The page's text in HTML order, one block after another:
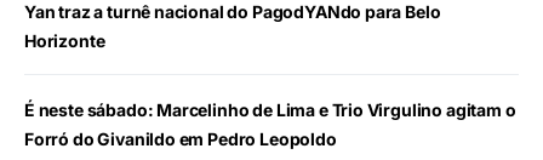
Yan traz a turnê nacional do PagodYANdo para Belo
Horizonte
É neste sábado: Marcelinho de Lima e Trio Virgulino agitam o
Forró do Givanildo em Pedro Leopoldo